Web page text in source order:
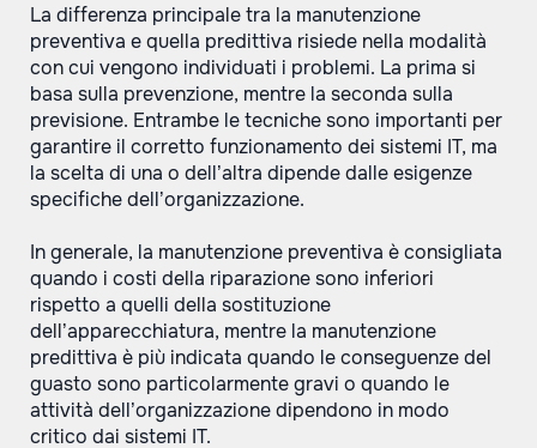
La differenza principale tra la manutenzione
preventiva e quella predittiva risiede nella modalità
con cui vengono individuati i problemi. La prima si
basa sulla prevenzione, mentre la seconda sulla
previsione. Entrambe le tecniche sono importanti per
garantire il corretto funzionamento dei sistemi IT, ma
la scelta di una o dell’altra dipende dalle esigenze
specifiche dell’organizzazione.
In generale, la manutenzione preventiva è consigliata
quando i costi della riparazione sono inferiori
rispetto a quelli della sostituzione
dell’apparecchiatura, mentre la manutenzione
predittiva è più indicata quando le conseguenze del
guasto sono particolarmente gravi o quando le
attività dell’organizzazione dipendono in modo
critico dai sistemi IT.